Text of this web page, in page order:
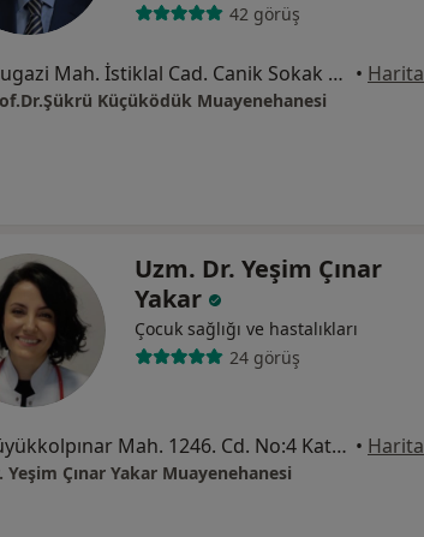
42 görüş
Ulugazi Mah. İstiklal Cad. Canik Sokak No: 8/8 (İlkadım Belediyesi Açık Otopark Karşısı), Samsun • Harita
Küçüködük Muayenehanesi
Uzm. Dr. Yeşim Çınar
Yakar
Çocuk sağlığı ve hastalıkları
24 görüş
Büyükkolpınar Mah. 1246. Cd. No:4 Kat:1 Daire:3 Atakum, Samsun • Harita
Yeşim Çınar Yakar Muayenehanesi